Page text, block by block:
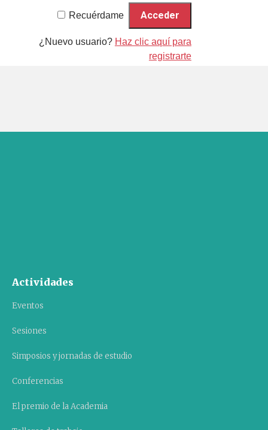
Recuérdame
¿Nuevo usuario? Haz clic aquí para
registrarte
Actividades
Eventos
Sesiones
Simposios y jornadas de estudio
Conferencias
El premio de la Academia